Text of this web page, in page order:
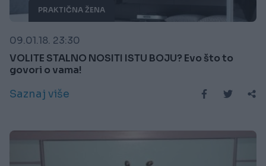
PRAKTIČNA ŽENA
09.01.18. 23:30
VOLITE STALNO NOSITI ISTU BOJU? Evo što to
govori o vama!
Saznaj više